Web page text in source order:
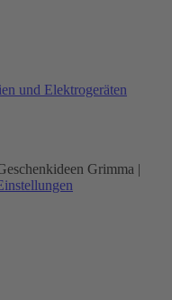
und Elektrogeräten
Grimma |